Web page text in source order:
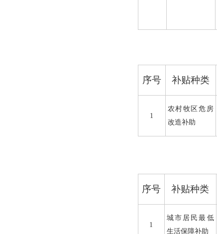
序号 补贴种类
1
农村牧区危房
改造补助
序号 补贴种类
1
城市居民最低
生活保障补助